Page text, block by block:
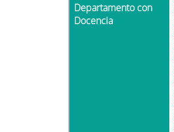
Departamento con
Docencia